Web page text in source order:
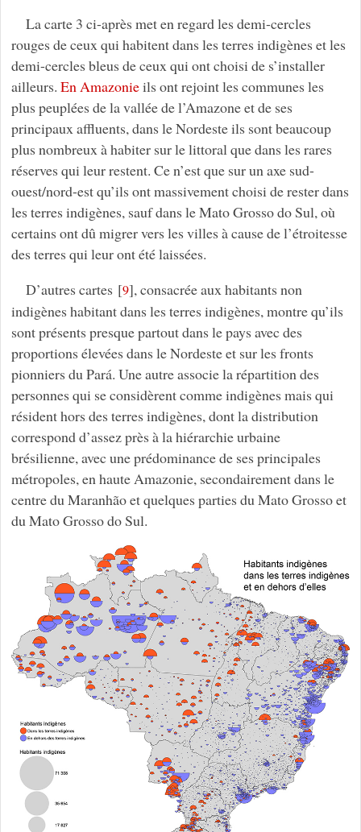
La carte 3 ci-après met en regard les demi-cercles
rouges de ceux qui habitent dans les terres indigènes et les
demi-cercles bleus de ceux qui ont choisi de s’installer
ailleurs. En Amazonieils ont rejoint les communes les
plus peuplées de la vallée de l’Amazone et de ses
principaux affluents, dans le Nordeste ils sont beaucoup
plus nombreux à habiter sur le littoral que dans les rares
réserves qui leur restent. Ce n’est que sur un axe sud-
ouest/nord-est qu’ils ont massivement choisi de rester dans
les terres indigènes, sauf dans le Mato Grosso do Sul, où
certains ont dû migrer vers les villes à cause de l’étroitesse
des terres qui leur ont été laissées.
D’autres cartes [9], consacrée aux habitants non
indigènes habitant dans les terres indigènes, montre qu’ils
sont présents presque partout dans le pays avec des
proportions élevées dans le Nordeste et sur les fronts
pionniers du Pará. Une autre associe la répartition des
personnes qui se considèrent comme indigènes mais qui
résident hors des terres indigènes, dont la distribution
correspond d’assez près à la hiérarchie urbaine
brésilienne, avec une prédominance de ses principales
métropoles, en haute Amazonie, secondairement dans le
centre du Maranhão et quelques parties du Mato Grosso et
du Mato Grosso do Sul.